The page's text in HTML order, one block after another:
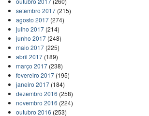
setembro 2017(215)
agosto 2017(274)
julho 2017(214)
junho 2017(248)
maio 2017(225)
abril 2017(189)
março 2017(238)
fevereiro 2017(195)
janeiro 2017(184)
dezembro 2016 (258)
novembro 2016 (224)
outubro 2016 (253)